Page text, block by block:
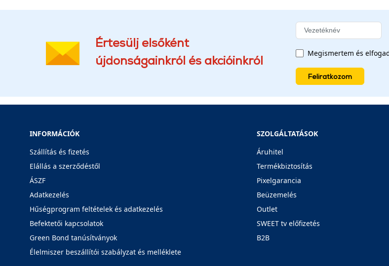
Értesülj elsőként
újdonságainkról és akcióinkról
Megismertem és
Feliratkozom
INFORMÁCIÓK
Szállítás és fizetés
Elállás a szerződéstől
ÁSZF
Adatkezelés
Hűségprogram feltételek és adatkezelés
Befektetői kapcsolatok
Green Bond tanúsítványok
Élelmiszer beszállítói szabályzat és melléklete
SZOLGÁLTATÁSOK
Áruhitel
Termékbiztosítás
Pixelgarancia
Beüzemelés
Outlet
SWEET tv előfizetés
B2B